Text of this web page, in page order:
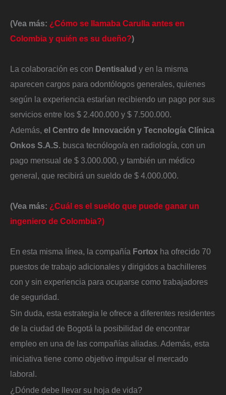
(Vea más: ¿Cómo se llamaba Carulla antes en
Colombia y quién es su dueño?)
La colaboración es con Dentisalud y en la misma
aparecen cargos para odontólogos generales, quienes
según la experiencia estarían recibiendo un pago por sus
servicios entre los $ 2.400.000 y $ 7.500.000.
Además, el Centro de Innovación y Tecnología Clínica
Onkos S.A.S. busca tecnólogo/a en radiología, con un
pago mensual de $ 3.000.000, y también un médico
general, que recibirá un sueldo de $ 4.000.000.
(Vea más: ¿Cuál es el sueldo que puede ganar un
ingeniero de Colombia?)
En esta misma línea, la compañía Fortox ha ofrecido 70
puestos de trabajo adicionales y dirigidos a bachilleres
con y sin experiencia para ocuparse como trabajadores
de seguridad.
Sin duda, esta estrategia le ofrece a diferentes residentes
de la ciudad de Bogotá la posibilidad de encontrar
empleo en una de las compañías aliadas. Además, esta
iniciativa tiene como objetivo impulsar el mercado
laboral.
¿Dónde debe llevar su hoja de vida?